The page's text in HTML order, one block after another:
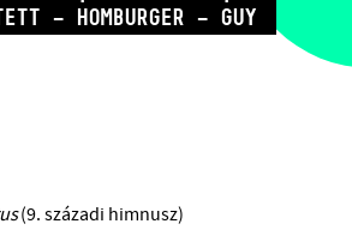
HÉTFŐ:09:00-18:00
– HOMBURGER – GUY
(9. századi himnusz)